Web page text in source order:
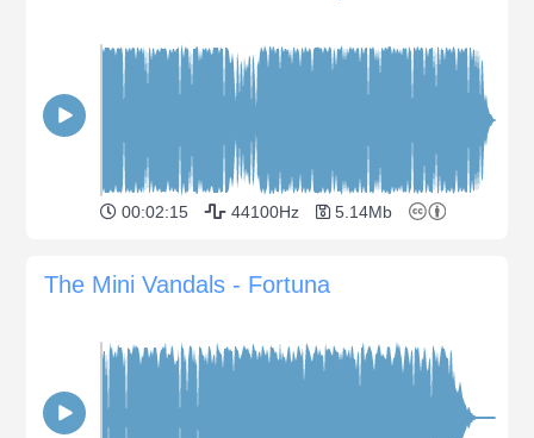
00:02:15 44100Hz 5.14Mb
The Mini Vandals - Fortuna